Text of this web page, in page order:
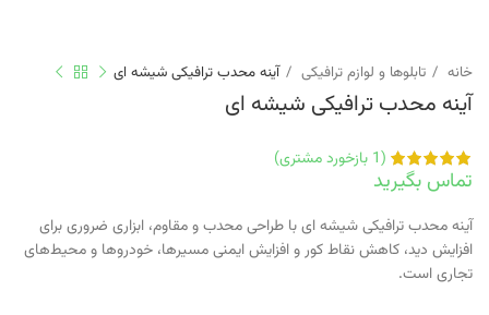
خانه تابلوها و لوازم ترافیکی آینه محدب ترافیکی شیشه ای
آینه محدب ترافیکی شیشه ای
(
1 بازخورد مشتری)
تماس بگیرید
آینه محدب ترافیکی شیشه ای با طراحی محدب و مقاوم، ابزاری ضروری برای
افزایش دید، کاهش نقاط کور و افزایش ایمنی مسیرها، خودروها و محیط‌های
تجاری است.